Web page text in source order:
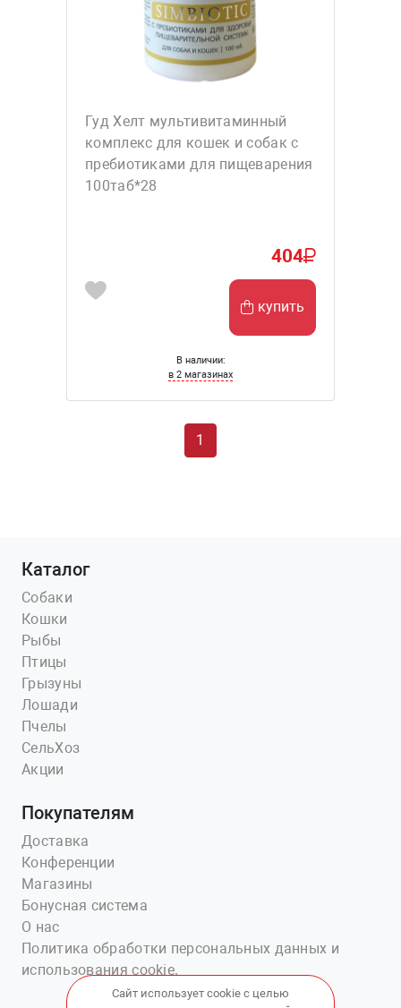
Гуд Хелт мультивитаминный
комплекс для кошек и собак с
пребиотиками для пищеварения
100таб*28
404
купить
В наличии:
в 2 магазинах
1
Каталог
Собаки
Кошки
Рыбы
Птицы
Грызуны
Лошади
Пчелы
СельХоз
Акции
Покупателям
Доставка
Конференции
Магазины
Бонусная система
О нас
Политика обработки персональных данных и
использования cookie.
Сайт использует cookie с целью